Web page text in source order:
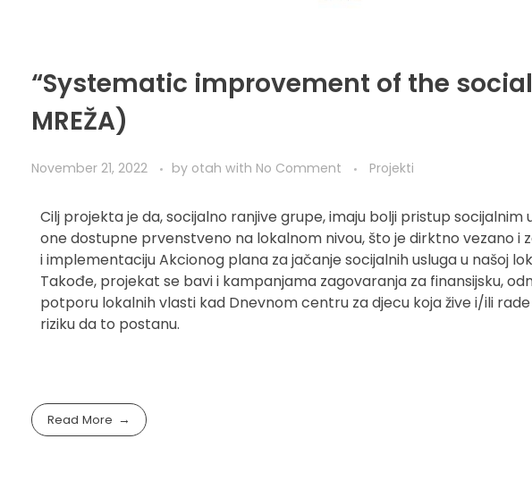
“Systematic improvement of the
MREŽA)
November 21, 2022 by otah with No Comment Projekti
Cilj projekta je da, socijalno ranjive grupe, imaju bolji pristup socijalnim
one dostupne prvenstveno na lokalnom nivou, što je dirktno vezano i
i implementaciju Akcionog plana za jačanje socijalnih usluga u našoj
Takođe, projekat se bavi i kampanjama zagovaranja za finansijsku,
potporu lokalnih vlasti kad Dnevnom centru za djecu koja žive i/ili rade
riziku da to postanu.
Read More